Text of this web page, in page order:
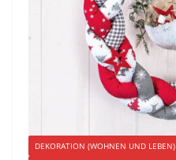
DEKORATION (WOHNEN UND LEBEN)